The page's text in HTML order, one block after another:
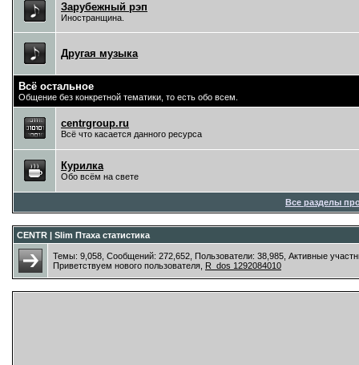
Зарубежный рэп
Иностранщина.
Другая музыка
Всё остальное
Общение без конкретной тематики, то есть обо всем.
centrgroup.ru
Всё что касается данного ресурса
Курилка
Обо всём на свете
Все разделы
CENTR | Slim Птаха статистика
Темы: 9,058, Сообщений: 272,652, Пользователи: 38,985, Активные
Приветствуем нового пользователя, R_dos 1292084010